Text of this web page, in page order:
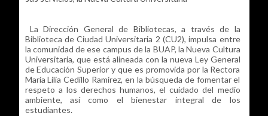
La Dirección General de Bibliotecas, a través de la
Biblioteca de Ciudad Universitaria 2 (CU2), impulsa entre
la comunidad de ese campus de la BUAP, la Nueva Cultura
Universitaria, que está alineada con la nueva Ley General
de Educación Superior y que es promovida por la Rectora
María Lilia Cedillo Ramírez, en la búsqueda de fomentar el
respeto a los derechos humanos, el cuidado del medio
ambiente, así como el bienestar integral de los
estudiantes.